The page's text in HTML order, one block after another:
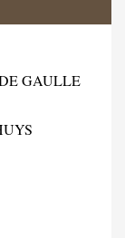
GAULLE